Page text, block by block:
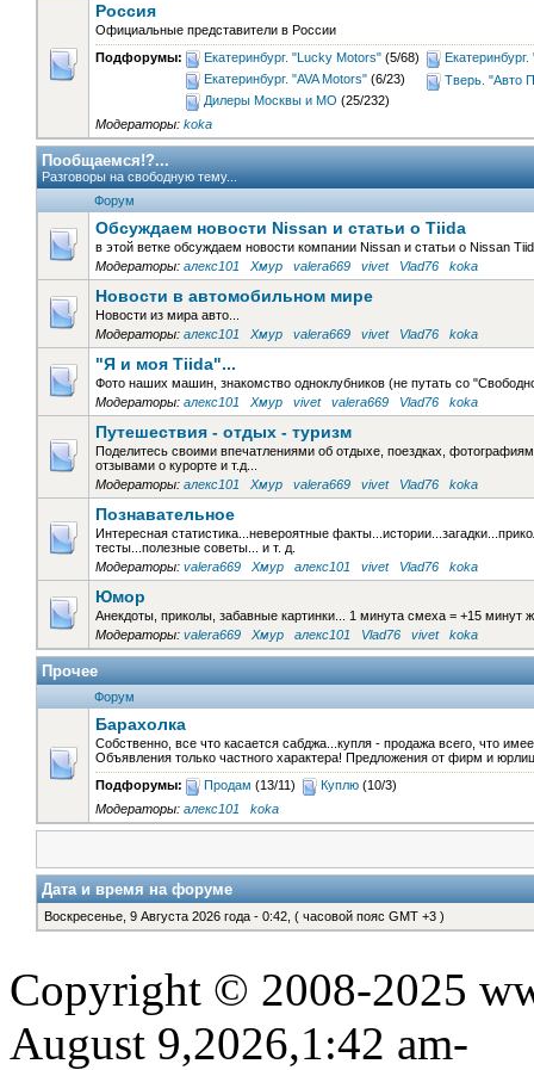
Россия
Официальные представители в России
Подфорумы:
Екатеринбург. "Lucky Motors" (5/68)
Екатеринбург. "AVA Motors" (6/23)
Тверь. "Авто
Дилеры Москвы и МО (25/232)
Модераторы: koka
Пообщаемся!?...
Разговоры на свободную тему...
Форум
Обсуждаем новости Nissan и статьи о Tiida
в этой ветке обсуждаем новости компании Nissan и статьи о Nissan
Модераторы: алекс101 Хмур valera669 vivet Vlad76 koka
Новости в автомобильном мире
Новости из мира авто...
Модераторы: алекс101 Хмур valera669 vivet Vlad76 koka
"Я и моя Tiida"...
Фото наших машин, знакомство одноклубников (не путать со
Модераторы: алекс101 Хмур vivet valera669 Vlad76 koka
Путешествия - отдых - туризм
Поделитесь своими впечатлениями об отдыхе, поездках,
отзывами о курорте и т.д...
Модераторы: алекс101 Хмур valera669 vivet Vlad76 koka
Познавательное
Интересная статистика...невероятные
тесты...полезные советы... и т. д.
Модераторы: valera669 Хмур алекс101 vivet Vlad76 koka
Юмор
Анекдоты, приколы, забавные картинки... 1 минута смеха = +15 минут
Модераторы: valera669 Хмур алекс101 Vlad76 vivet koka
Прочее
Форум
Барахолка
Собственно, все что касается сабджа...купля - продажа всего, что
Объявления только частного характера! Предложения от фирм и
Подфорумы:
Продам (13/11) Куплю (10/3)
Модераторы: алекс101 koka
Дата и время на форуме
Воскресенье, 9 Августа 2026 года - 0:42, ( часовой пояс GMT +3 )
Copyright © 2008-2025
August 9,2026,1:42 am-